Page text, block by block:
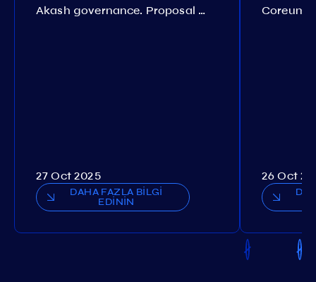
Akash governance. Proposal №308
27 Oct 2025
DAHA FAZLA BİLGİ
EDİNİN
26 Oct